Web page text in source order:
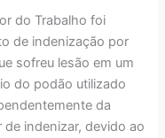
do Trabalho foi
de indenização por
sofreu lesão em um
do podão utilizado
da
indenizar, devido ao